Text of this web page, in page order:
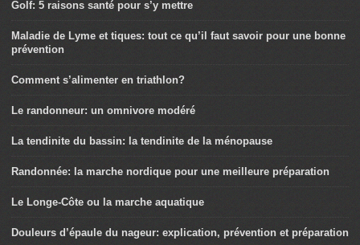
Golf: 5 raisons santé pour s’y mettre
Maladie de Lyme et tiques: tout ce qu’il faut savoir pour une bonne
prévention
Comment s’alimenter en triathlon?
Le randonneur: un omnivore modéré
La tendinite du bassin: la tendinite de la ménopause
Randonnée: la marche nordique pour une meilleure préparation
Le Longe-Côte ou la marche aquatique
Douleurs d’épaule du nageur: explication, prévention et préparation